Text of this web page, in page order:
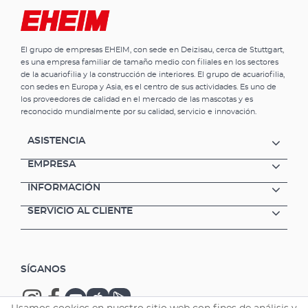
preparación combinada del agua. bioMECH
se ha diseñado de forma inteligente: en
retienen partículas gruesas y finas de
suciedad. Al mismo tiempo, su estructura de
poros garantiza una colonización de bacterias
de limpieza y por lo tanto una fiable
agua. Material filtrante de diseño especial
para la preparación mecánica y biológica del
causantes de la dureza de aguaReutilizable
limpieza)Apto para agua dulce y agua salada
El grupo de empresas EHEIM, con sede en Deizisau, cerca de Stuttgart,
es una empresa familiar de tamaño medio con filiales en los sectores
de la acuariofilia y la construcción de interiores. El grupo de acuariofilia,
con sedes en Europa y Asia, es el centro de sus actividades. Es uno de
los proveedores de calidad en el mercado de las mascotas y es
reconocido mundialmente por su calidad, servicio e innovación.
ASISTENCIA
EMPRESA
INFORMACIÓN
SERVICIO AL CLIENTE
SÍGANOS